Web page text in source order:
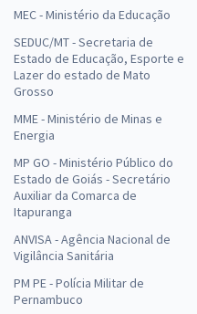
MEC - Ministério da Educação
SEDUC/MT - Secretaria de
Estado de Educação, Esporte e
Lazer do estado de Mato
Grosso
MME - Ministério de Minas e
Energia
MP GO - Ministério Público do
Estado de Goiás - Secretário
Auxiliar da Comarca de
Itapuranga
ANVISA - Agência Nacional de
Vigilância Sanitária
PM PE - Polícia Militar de
Pernambuco